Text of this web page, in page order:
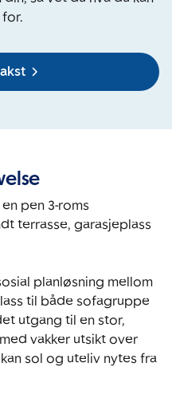
pen 3-roms
terrasse, garasjeplass
planløsning mellom
til både sofagruppe
utgang til en stor,
vakker utsikt over
sol og uteliv nytes fra